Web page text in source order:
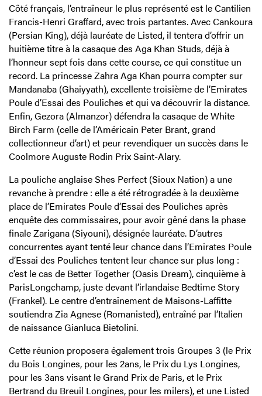
Côté français, l’entraîneur le plus représenté est le Cantilien
Francis-Henri Graffard, avec trois partantes. Avec Cankoura
(Persian King), déjà lauréate de Listed, il tentera d’offrir un
huitième titre à la casaque des Aga Khan Studs, déjà à
l’honneur sept fois dans cette course, ce qui constitue un
record. La princesse Zahra Aga Khan pourra compter sur
Mandanaba (Ghaiyyath), excellente troisième de l’Emirates
Poule d’Essai des Pouliches et qui va découvrir la distance.
Enfin, Gezora (Almanzor) défendra la casaque de White
Birch Farm (celle de l’Américain Peter Brant, grand
collectionneur d’art) et peur revendiquer un succès dans le
Coolmore Auguste Rodin Prix Saint-Alary.
La pouliche anglaise Shes Perfect (Sioux Nation) a une
revanche à prendre : elle a été rétrogradée à la deuxième
place de l’Emirates Poule d’Essai des Pouliches après
enquête des commissaires, pour avoir gêné dans la phase
finale Zarigana (Siyouni), désignée lauréate. D’autres
concurrentes ayant tenté leur chance dans l’Emirates Poule
d’Essai des Pouliches tentent leur chance sur plus long :
c’est le cas de Better Together (Oasis Dream), cinquième à
ParisLongchamp, juste devant l’irlandaise Bedtime Story
(Frankel). Le centre d’entraînement de Maisons-Laffitte
soutiendra Zia Agnese (Romanisted), entraîné par l’Italien
de naissance Gianluca Bietolini.
Cette réunion proposera également trois Groupes 3 (le Prix
du Bois Longines, pour les 2ans, le Prix du Lys Longines,
pour les 3ans visant le Grand Prix de Paris, et le Prix
Bertrand du Breuil Longines, pour les milers), et une Listed